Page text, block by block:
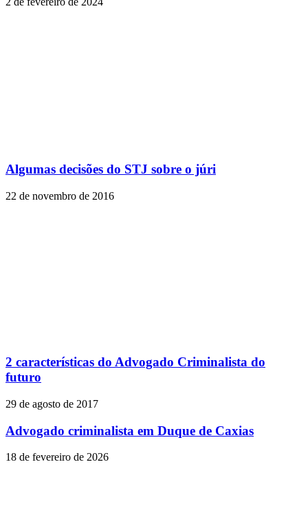
Algumas decisões do STJ sobre o júri
22 de novembro de 2016
2 características do Advogado Criminalista do
futuro
29 de agosto de 2017
Advogado criminalista em Duque de Caxias
18 de fevereiro de 2026